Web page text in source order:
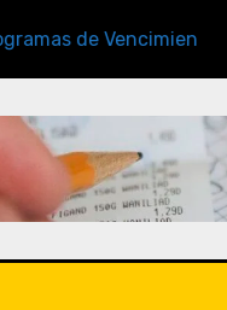
Vencimiento Periodo